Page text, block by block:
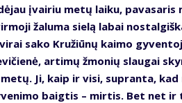
įvai­riu me­tų lai­ku, pa­va­sa­ris
ža­lu­ma sie­lą la­bai
sa­ko Kru­žiū­nų kai­mo
ar­ti­mų žmo­nių slau­gai
Ji, kaip ir vi­si, su­pran­ta,
baig­tis – mir­tis. Bet net